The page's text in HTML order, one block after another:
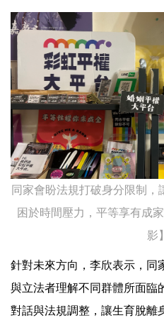
同家會盼法規打破身分限制
困於時間壓力，平等享有成
影】
針對未來方向，李欣表示，同
與立法者理解不同群體所面臨
對話與法規調整，讓生育脫離